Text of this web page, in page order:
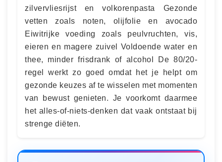
zilvervliesrijst en volkorenpasta Gezonde
vetten zoals noten, olijfolie en avocado
Eiwitrijke voeding zoals peulvruchten, vis,
eieren en magere zuivel Voldoende water en
thee, minder frisdrank of alcohol De 80/20-
regel werkt zo goed omdat het je helpt om
gezonde keuzes af te wisselen met momenten
van bewust genieten. Je voorkomt daarmee
het alles-of-niets-denken dat vaak ontstaat bij
strenge diëten.